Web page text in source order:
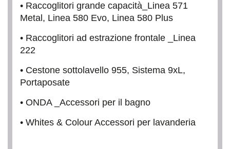
• Raccoglitori grande capacità_Linea 571
Metal, Linea 580 Evo, Linea 580 Plus
• Raccoglitori ad estrazione frontale _Linea
222
• Cestone sottolavello 955, Sistema 9xL,
Portaposate
• ONDA _Accessori per il bagno
• Whites & Colour Accessori per lavanderia